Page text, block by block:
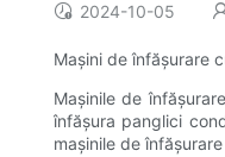
2024-10-05
Mașini de înfășurare
Mașinile de
înfășura panglici
mașinile de